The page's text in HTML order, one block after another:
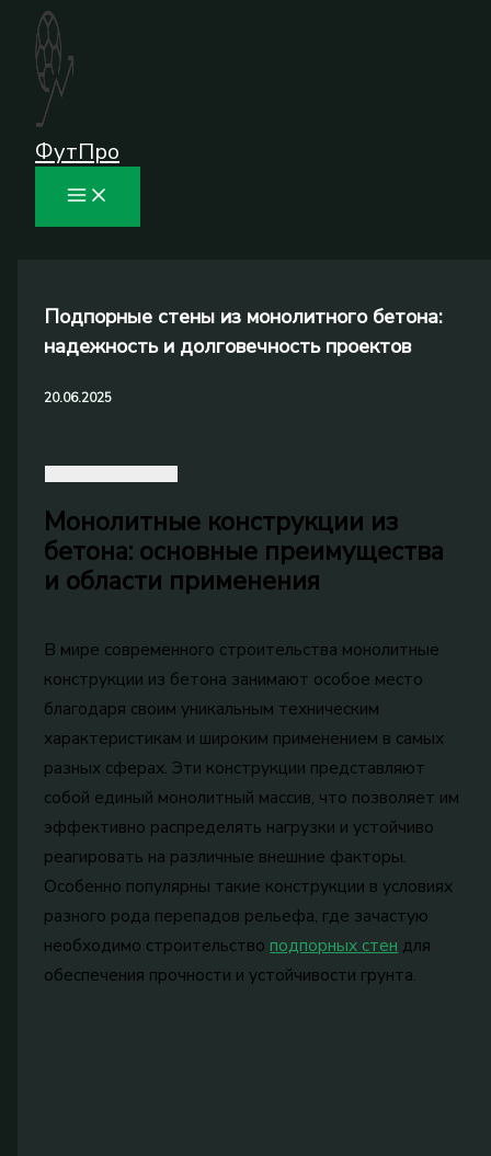
Перейти
содержимому
ФутПро
Подпорные стены из монолитного бетона:
надежность и долговечность проектов
20.06.2025
Монолитные конструкции из
бетона: основные преимущества
и области применения
В мире современного строительства монолитные
конструкции из бетона занимают особое место
благодаря своим уникальным техническим
характеристикам и широким применением в самых
разных сферах. Эти конструкции представляют
собой единый монолитный массив, что позволяет им
эффективно распределять нагрузки и устойчиво
реагировать на различные внешние факторы.
Особенно популярны такие конструкции в условиях
разного рода перепадов рельефа, где зачастую
необходимо строительствоподпорных стен для
обеспечения прочности и устойчивости грунта.